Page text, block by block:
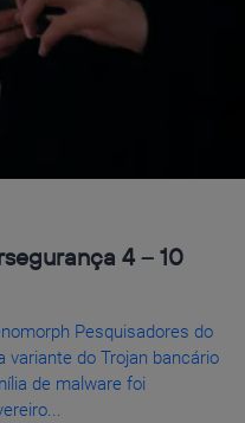
4 – 10
Pesquisadores do
do Trojan bancário
de malware foi